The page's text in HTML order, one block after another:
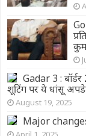
Gadar 3 :
शूटिंग पर ये धांसू
August 19, 2025
Major